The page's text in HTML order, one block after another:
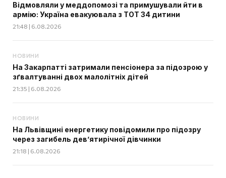
Відмовляли у меддопомозі та примушували йти в
армію: Україна евакуювала з ТОТ 34 дитини
21:48 | 6.08.2026
НОВИНИ
На Закарпатті затримали пенсіонера за підозрою у
зґвалтуванні двох малолітніх дітей
21:35 | 6.08.2026
НОВИНИ
На Львівщині енергетику повідомили про підозру
через загибель дев’ятирічної дівчинки
21:18 | 6.08.2026